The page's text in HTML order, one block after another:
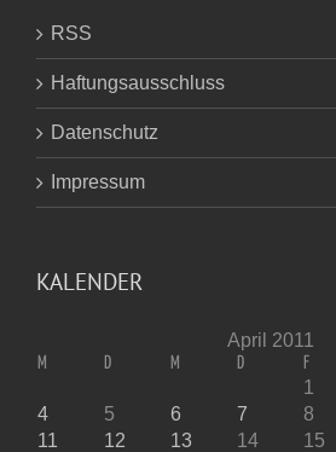
RSS
Haftungsausschluss
Datenschutz
Impressum
KALENDER
April 2011
M D M D F
1
4
5 6 7 8
11
12 13 14 15